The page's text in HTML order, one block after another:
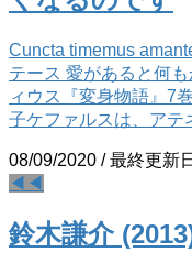
Cuncta timemus
テース 愛があると何
ィウス『変身物語』7
子ケファルスは、アテ
08/09/2020 / 最終更新
◀◀
鈴木謙介